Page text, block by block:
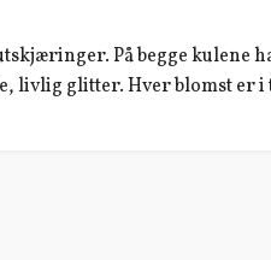
På begge
livlig glitter. Hver blomst er